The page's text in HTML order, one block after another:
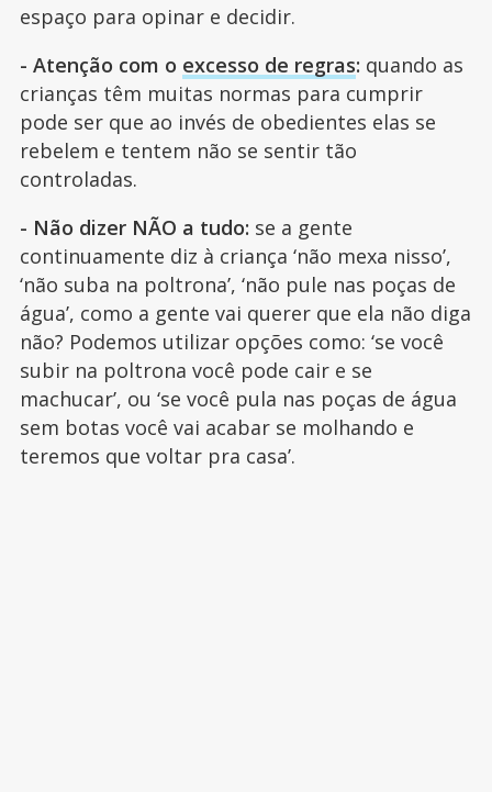
espaço para opinar e decidir.
- Atenção com o excesso de regras: quando as
crianças têm muitas normas para cumprir
pode ser que ao invés de obedientes elas se
rebelem e tentem não se sentir tão
controladas.
- Não dizer NÃO a tudo: se a gente
continuamente diz à criança ‘não mexa nisso’,
‘não suba na poltrona’, ‘não pule nas poças de
água’, como a gente vai querer que ela não diga
não? Podemos utilizar opções como: ‘se você
subir na poltrona você pode cair e se
machucar’, ou ‘se você pula nas poças de água
sem botas você vai acabar se molhando e
teremos que voltar pra casa’.